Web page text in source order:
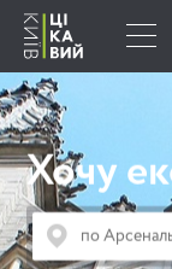
Хочу
+380
+380